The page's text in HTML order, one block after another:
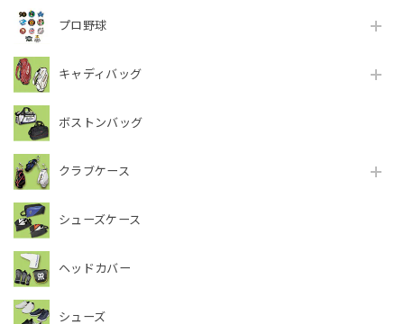
プロ野球
キャディバッグ
ボストンバッグ
クラブケース
シューズケース
ヘッドカバー
シューズ